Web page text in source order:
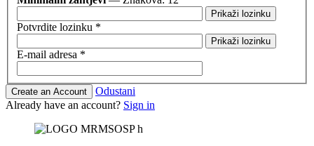
Prikaži lozinku
Potvrdite lozinku *
Prikaži lozinku
E-mail adresa *
Create an Account
Odustani
Already have an account? Sign in